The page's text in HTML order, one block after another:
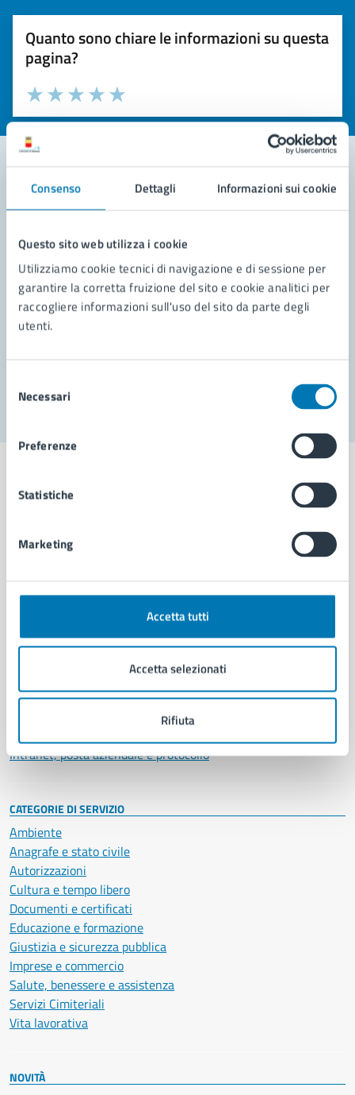
Consenso Dettagli Informazioni sui cookie
Questo sito web utilizza i cookie
Utilizziamo cookie tecnici di navigazione e di sessione per
garantire la corretta fruizione del sito e cookie analitici per
raccogliere informazioni sull'uso del sito da parte degli
utenti.
delNecessari
Preferenze
Statistiche
Marketing
Accetta tutti
Accetta selezionati
Rifiuta
Quanto sono chiare le informazioni su questa
pagina?
Valuta la chiarezza delle informazioni (da 1 a 5 stelle)
Seleziona il numero di stelle per valutare la chiarezza delle
Valuta 5 stelle su 5
Valuta 4 stelle su 5
Valuta 3 stelle su 5
Valuta 2 stelle su 5
Valuta 1 stelle su 5
Contatta il comune
Leggi le domande frequenti
Richiedi assistenza
Prenota appuntamento
Aree amministrative
Municipalità
Politici
Intranet, posta aziendale e protocollo
CATEGORIE DI SERVIZIO
Ambiente
Anagrafe e stato civile
Autorizzazioni
Cultura e tempo libero
Documenti e certificati
Educazione e formazione
Giustizia e sicurezza pubblica
Imprese e commercio
Salute, benessere e assistenza
Servizi Cimiteriali
Vita lavorativa
NOVITÀ